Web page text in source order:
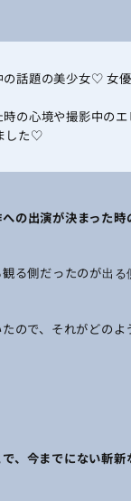
話題の美少女♡ 女
の心境や撮影中の
した♡
出演が決まった時
る側だったのが出る
ので、それがどの
今までにない斬